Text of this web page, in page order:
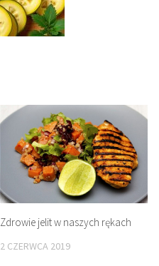
Zdrowie jelit w naszych rękach
2 CZERWCA 2019